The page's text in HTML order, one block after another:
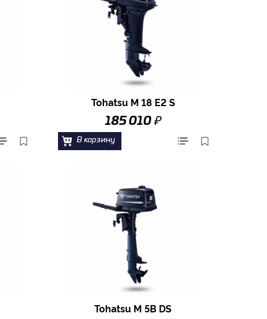
Tohatsu M 18 E2 S
185 010 ₽
В корзину
Tohatsu M 5B DS